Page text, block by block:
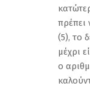
πρέπει
(5), το
μέχρι
ο